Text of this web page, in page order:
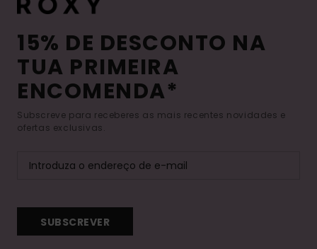
15% DE DESCONTO NA
TUA PRIMEIRA
ENCOMENDA*
Subscreve para receberes as mais recentes novidades e
ofertas exclusivas.
SUBSCREVER